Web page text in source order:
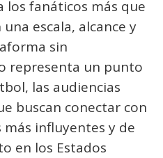
los fanáticos más que
escala, alcance y
sin
representa un punto
las audiencias
buscan conectar con
influyentes y de
en los Estados